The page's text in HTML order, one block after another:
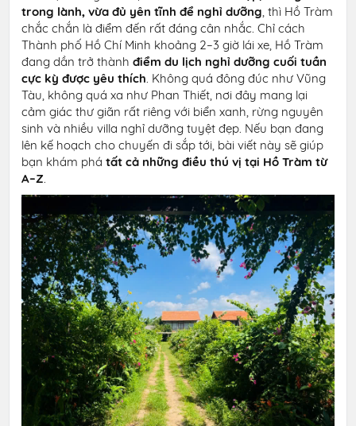
trong lành, vừa đủ yên tĩnh để nghỉ dưỡng, thì Hồ Tràm
chắc chắn là điểm đến rất đáng cân nhắc. Chỉ cách
Thành phố Hồ Chí Minh khoảng 2–3 giờ lái xe, Hồ Tràm
đang dần trở thànhđiểm du lịch nghỉ dưỡng cuối tuần
cực kỳ được yêu thích. Không quá đông đúc như Vũng
Tàu, không quá xa như Phan Thiết, nơi đây mang lại
cảm giác thư giãn rất riêng với biển xanh, rừng nguyên
sinh và nhiều villa nghỉ dưỡng tuyệt đẹp. Nếu bạn đang
lên kế hoạch cho chuyến đi sắp tới, bài viết này sẽ giúp
bạn khám phátất cả những điều thú vị tại Hồ Tràm từ
A–Z.